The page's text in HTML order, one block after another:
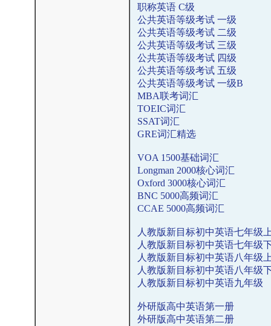
职称英语 C级
公共英语等级考试 一级
公共英语等级考试 二级
公共英语等级考试 三级
公共英语等级考试 四级
公共英语等级考试 五级
公共英语等级考试 一级B
MBA联考词汇
TOEIC词汇
SSAT词汇
GRE词汇精选
VOA 1500基础词汇
Longman 2000核心词汇
Oxford 3000核心词汇
BNC 5000高频词汇
CCAE 5000高频词汇
人教版新目标初中英语七年级
人教版新目标初中英语七年级
人教版新目标初中英语八年级
人教版新目标初中英语八年级
人教版新目标初中英语九年级
外研版高中英语第一册
外研版高中英语第二册